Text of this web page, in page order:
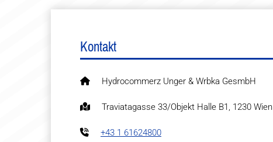
Kontakt
 Hydrocommerz Unger & Wrbka GesmbH
 Traviatagasse 33/Objekt Halle B1, 1230 Wien
 +43 1 61624800